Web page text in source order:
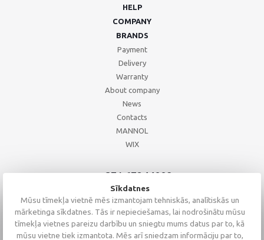
HELP
COMPANY
BRANDS
Payment
Delivery
Warranty
About company
News
Contacts
MANNOL
WIX
+371 67244008
+371 67271055
+371 26002793
Sīkdatnes
Mūsu tīmekļa vietnē mēs izmantojam tehniskās, analītiskās un
mārketinga sīkdatnes. Tās ir nepieciešamas, lai nodrošinātu mūsu
tīmekļa vietnes pareizu darbību un sniegtu mums datus par to, kā
mūsu vietne tiek izmantota. Mēs arī sniedzam informāciju par to,